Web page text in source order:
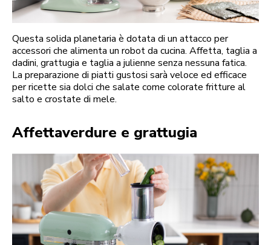
Questa solida planetaria è dotata di un attacco per
accessori che alimenta un robot da cucina. Affetta, taglia a
dadini, grattugia e taglia a julienne senza nessuna fatica.
La preparazione di piatti gustosi sarà veloce ed efficace
per ricette sia dolci che salate come colorate fritture al
salto e crostate di mele.
Affettaverdure e grattugia